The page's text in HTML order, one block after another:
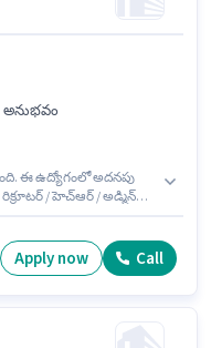
అనుభవం
ఈ ఉద్యోగంలో అదనపు
/ హెచ్ఆర్ / అడ్మిన్
4 - 6+ ఏళ్లు సంవత్సరాల
నెలకు ₹55000 వరకు
Apply now Call